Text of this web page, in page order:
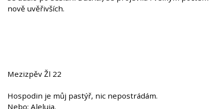
nově uvěřivších.
Mezizpěv Žl 22
Hospodin je můj pastýř, nic nepostrádám.
Nebo: Aleluja.